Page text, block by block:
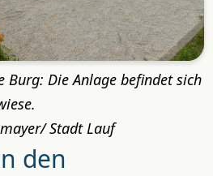
Die Anlage befindet sich
Stadt Lauf
den